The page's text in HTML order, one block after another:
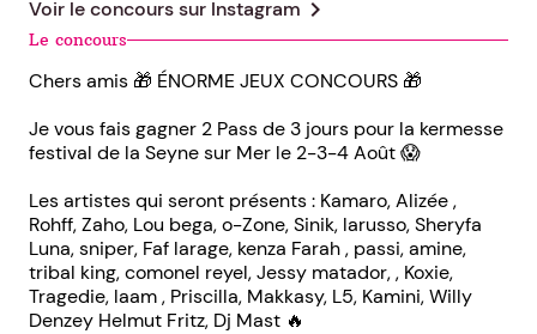
Voir le concours sur Instagram chevron_right
Le concours
Chers amis 🎁 ÉNORME JEUX CONCOURS 🎁
Je vous fais gagner 2 Pass de 3 jours pour la kermesse
festival de la Seyne sur Mer le 2-3-4 Août 😱
Les artistes qui seront présents : Kamaro, Alizée ,
Rohff, Zaho, Lou bega, o-Zone, Sinik, larusso, Sheryfa
Luna, sniper, Faf larage, kenza Farah , passi, amine,
tribal king, comonel reyel, Jessy matador, , Koxie,
Tragedie, laam , Priscilla, Makkasy, L5, Kamini, Willy
Denzey Helmut Fritz, Dj Mast 🔥